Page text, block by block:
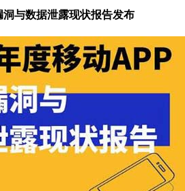
与数据泄露现状报告发布